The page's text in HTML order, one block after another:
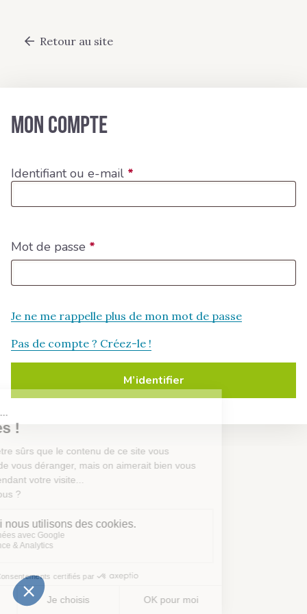
contenuRetour au site
Mon compte
Identifiant ou e-mail *
Mot de passe *
Je ne me rappelle plus de mon mot de passe
Pas de compte ? Créez-le !
M’identifier